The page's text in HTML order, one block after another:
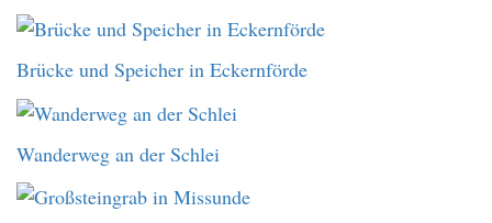
Brücke und Speicher in Eckernförde
Wanderweg an der Schlei